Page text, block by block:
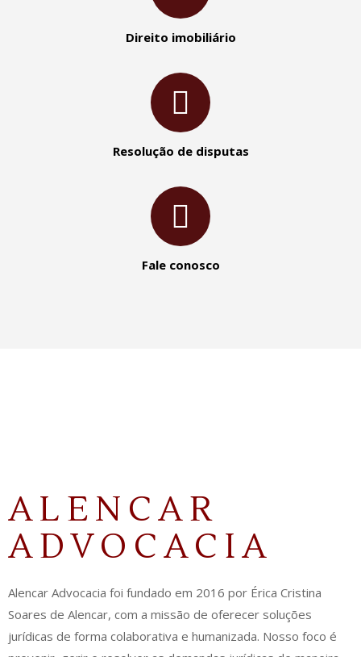
Direito imobiliário
Resolução de disputas
Fale conosco
ALENCAR
ADVOCACIA
Alencar Advocacia foi fundado em 2016 por Érica Cristina
Soares de Alencar, com a missão de oferecer soluções
jurídicas de forma colaborativa e humanizada. Nosso foco é